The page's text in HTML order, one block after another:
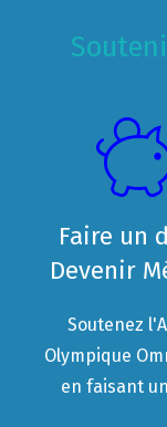
Faire un
Devenir
Soutenez
Olympique
en faisant